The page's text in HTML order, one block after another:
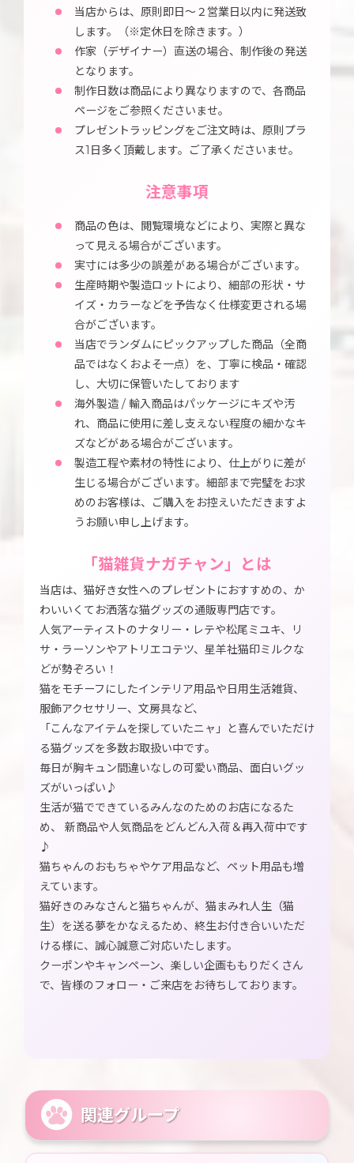
当店からは、原則即日～２営業日以内に発送致
します。（※定休日を除きます。）
作家（デザイナー）直送の場合、制作後の発送
となります。
制作日数は商品により異なりますので、各商品
ページをご参照くださいませ。
プレゼントラッピングをご注文時は、原則プラ
ス1日多く頂戴します。ご了承くださいませ。
注意事項
商品の色は、閲覧環境などにより、実際と異な
って見える場合がございます。
実寸には多少の誤差がある場合がございます。
生産時期や製造ロットにより、細部の形状・サ
イズ・カラーなどを予告なく仕様変更される場
合がございます。
当店でランダムにピックアップした商品（全商
品ではなくおよそ一点）を、丁寧に検品・確認
し、大切に保管いたしております
海外製造 / 輸入商品はパッケージにキズや汚
れ、商品に使用に差し支えない程度の細かなキ
ズなどがある場合がございます。
製造工程や素材の特性により、仕上がりに差が
生じる場合がございます。細部まで完璧をお求
めのお客様は、ご購入をお控えいただきますよ
うお願い申し上げます。
「猫雑貨ナガチャン」とは
当店は、猫好き女性へのプレゼントにおすすめの、か
わいいくてお洒落な猫グッズの通販専門店です。
人気アーティストのナタリー・レテや松尾ミユキ、リ
サ・ラーソンやアトリエコテツ、星羊社猫印ミルクな
どが勢ぞろい！
猫をモチーフにしたインテリア用品や日用生活雑貨、
服飾アクセサリー、文房具など、
「こんなアイテムを探していたニャ」と喜んでいただけ
る猫グッズを多数お取扱い中です。
毎日が胸キュン間違いなしの可愛い商品、面白いグッ
ズがいっぱい♪
生活が猫でできているみんなのためのお店になるた
め、 新商品や人気商品をどんどん入荷＆再入荷中です
♪
猫ちゃんのおもちゃやケア用品など、ペット用品も増
えています。
猫好きのみなさんと猫ちゃんが、猫まみれ人生（猫
生）を送る夢をかなえるため、終生お付き合いいただ
ける様に、誠心誠意ご対応いたします。
クーポンやキャンペーン、楽しい企画ももりだくさん
で、皆様のフォロー・ご来店をお待ちしております。
関連グループ